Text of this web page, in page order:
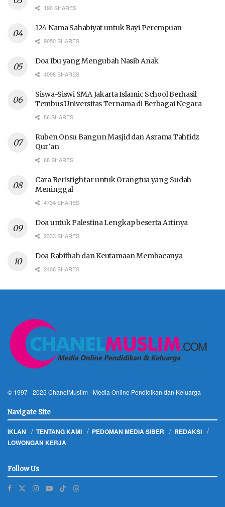
190 SHARES
124 Nama Sahabiyat untuk Bayi Perempuan
9050 SHARES
Doa Ibu yang Mengubah Nasib Anak
4098 SHARES
Siswa-Siswi SMA Jakarta Islamic School Berhasil
Tembus Universitas Ternama di Berbagai Negara
86 SHARES
Ruben Onsu Bangun Masjid dan Asrama Tahfidz
Qur’an
68 SHARES
Cara Beristighfar untuk Orangtua yang Sudah
Meninggal
4734 SHARES
Doa untuk Palestina Lengkap beserta Artinya
2333 SHARES
Doa Rabithah dan Keutamaan Membacanya
2406 SHARES
© 1997 - 2025 ChanelMuslim - Media Online Pendidikan dan Keluarga
Navigate Site
IKLAN TENTANG KAMI PEDOMAN MEDIA SIBER
REDAKSI
LOWONGAN KERJA
Follow Us